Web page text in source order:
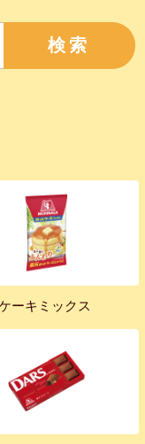
検索
ーキミックス